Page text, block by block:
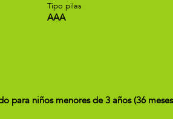
Tipo pilas
AAA
para niños menores de 3 años (36